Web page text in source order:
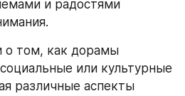
и радостями
о том, как дорамы
или культурные
различные аспекты